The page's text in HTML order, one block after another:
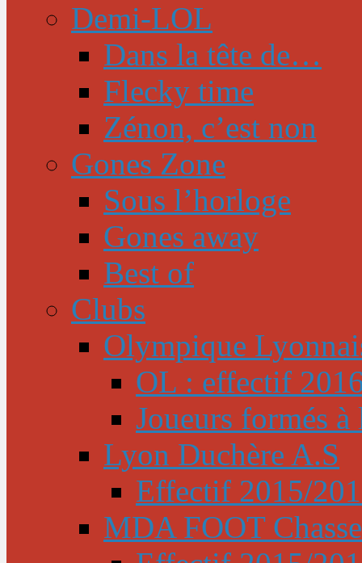
Demi-LOL
Dans la tête de…
Flecky time
Zénon, c’est non
Gones Zone
Sous l’horloge
Gones away
Best of
Clubs
Olympique
OL : effectif
Joueurs formés
Lyon Duchère A.S
Effectif 2015/
MDA FOOT